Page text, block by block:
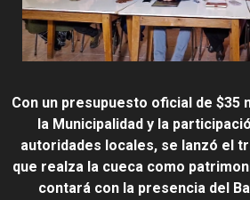
Con un presupuesto oficial de $35
la Municipalidad y la
autoridades locales, se lanzó el
que realza la cueca como
contará con la presencia del